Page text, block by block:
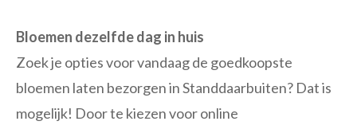
Bloemen dezelfde dag in huis
Zoek je opties voor vandaag de goedkoopste
bloemen laten bezorgen in Standdaarbuiten? Dat is
mogelijk! Door te kiezen voor online